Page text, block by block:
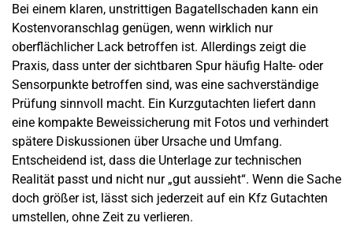
Bei einem klaren, unstrittigen Bagatellschaden kann ein
Kostenvoranschlag genügen, wenn wirklich nur
oberflächlicher Lack betroffen ist. Allerdings zeigt die
Praxis, dass unter der sichtbaren Spur häufig Halte- oder
Sensorpunkte betroffen sind, was eine sachverständige
Prüfung sinnvoll macht. Ein Kurzgutachten liefert dann
eine kompakte Beweissicherung mit Fotos und verhindert
spätere Diskussionen über Ursache und Umfang.
Entscheidend ist, dass die Unterlage zur technischen
Realität passt und nicht nur „gut aussieht“. Wenn die Sache
doch größer ist, lässt sich jederzeit auf ein Kfz Gutachten
umstellen, ohne Zeit zu verlieren.